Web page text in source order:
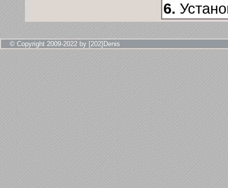
6.
© Copyright 2009-2022 by [202]Denis